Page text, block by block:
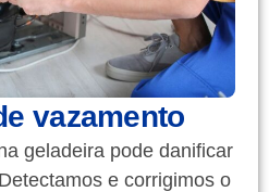
vazamento
geladeira pode danificar
e corrigimos o